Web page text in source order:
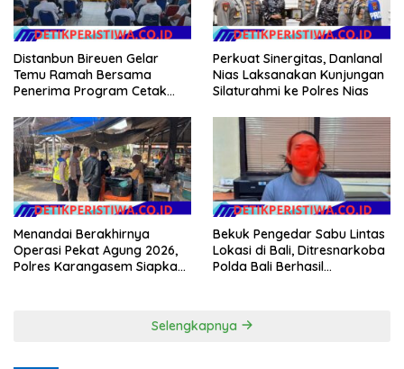
Distanbun Bireuen Gelar
Temu Ramah Bersama
Penerima Program Cetak
Klarifikasi Isu Hoax
Perkuat Sinergitas, Danlanal
Nias Laksanakan Kunjungan
Silaturahmi ke Polres Nias
Menandai Berakhirnya
Operasi Pekat Agung 2026,
Polres Karangasem Siapkan
Bekuk Pengedar Sabu Lintas
Lokasi di Bali, Ditresnarkoba
Polda Bali Berhasil
Selengkapnya